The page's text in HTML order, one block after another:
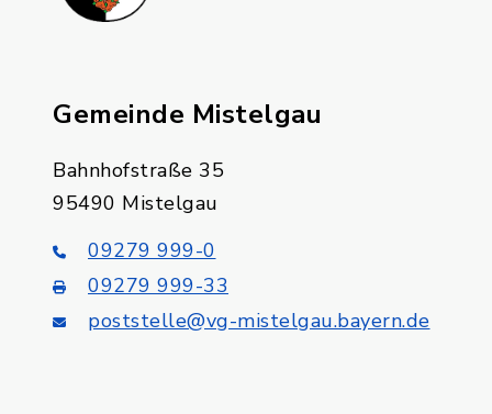
Gemeinde Mistelgau
Bahnhofstraße 35
95490 Mistelgau
09279 999-0
09279 999-33
poststelle@vg-mistelgau.bayern.de